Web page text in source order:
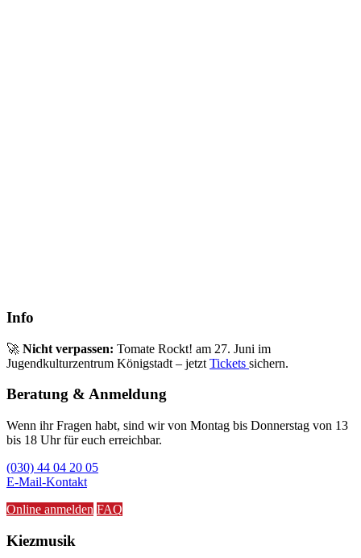
Info
🚀 Nicht verpassen: Tomate Rockt! am 27. Juni im
Jugendkulturzentrum Königstadt – jetzt Tickets sichern.
Beratung & Anmeldung
Wenn ihr Fragen habt, sind wir von Montag bis Donnerstag von 13
bis 18 Uhr für euch erreichbar.
(030) 44 04 20 05
E-Mail-Kontakt
Online anmelden FAQ
Kiezmusik